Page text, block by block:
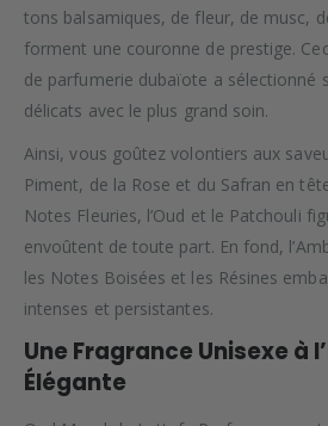
tons balsamiques, de fleur, de musc,
forment une couronne de prestige.
de parfumerie dubaïote a sélectionné
délicats avec le plus grand soin.
Ainsi, vous goûtez volontiers aux
Piment, de la Rose et du Safran en
Notes Fleuries, l’Oud et le Patchouli
envoûtent de toute part. En fond,
les Notes Boisées et les Résines
intenses et persistantes.
Une Fragrance Unisexe à
Élégante